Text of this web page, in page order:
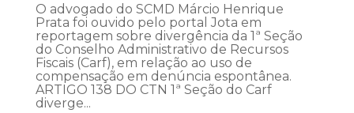
O advogado do SCMD Márcio Henrique
Prata foi ouvido pelo portal Jota em
reportagem sobre divergência da 1ª Seção
do Conselho Administrativo de Recursos
Fiscais (Carf), em relação ao uso de
compensação em denúncia espontânea.
ARTIGO 138 DO CTN 1ª Seção do Carf
diverge...